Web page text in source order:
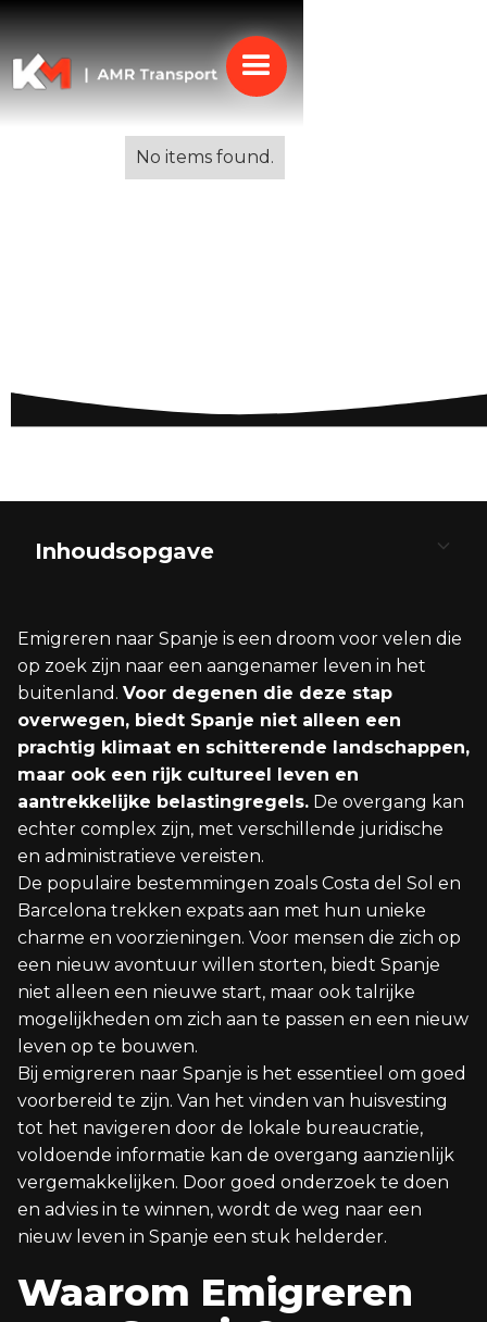
No items found.
Inhoudsopgave
Levensstijl en Klimaat
Werkgelegenheid en Ondernemerschap
Onderwijs en Gezondheidszorg
Inschrijven Uit Nederland
Vereiste Documentatie
Belastingtechnische Overwegingen
De Juiste Locatie Kiezen
Kopen of Huren
Het Aankoopproces
Een Spaanse Bankrekening Openen
Verzekeringen Afsluiten
Auto Importeren en Registreren
De Spaanse Taal Leren
Betrokkenheid bij de Gemeenschap
Omgaan met Culturele Verschillen
Permanent Verblijf en Staatsburgerschap
Onderhouden van Banden met Nederland
Emigreren naar Spanje is een droom voor velen die
op zoek zijn naar een aangenamer leven in het
buitenland. Voor degenen die deze stap
overwegen, biedt Spanje niet alleen een
prachtig klimaat en schitterende landschappen,
maar ook een rijk cultureel leven en
aantrekkelijke belastingregels. De overgang kan
echter complex zijn, met verschillende juridische
en administratieve vereisten.
De populaire bestemmingen zoals Costa del Sol en
Barcelona trekken expats aan met hun unieke
charme en voorzieningen. Voor mensen die zich op
een nieuw avontuur willen storten, biedt Spanje
niet alleen een nieuwe start, maar ook talrijke
mogelijkheden om zich aan te passen en een nieuw
leven op te bouwen.
Bij emigreren naar Spanje is het essentieel om goed
voorbereid te zijn. Van het vinden van huisvesting
tot het navigeren door de lokale bureaucratie,
voldoende informatie kan de overgang aanzienlijk
vergemakkelijken. Door goed onderzoek te doen
en advies in te winnen, wordt de weg naar een
nieuw leven in Spanje een stuk helderder.
Waarom Emigreren